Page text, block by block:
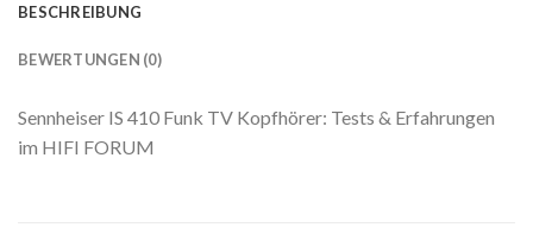
BESCHREIBUNG
BEWERTUNGEN (0)
Sennheiser IS 410 Funk TV Kopfhörer: Tests & Erfahrungen
im HIFI FORUM